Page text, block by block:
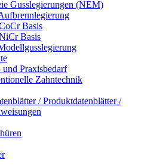
Gusslegierungen (NEM)
Basis
Basis
Praxisbedarf
Zahntechnik
/ Produktdatenblätter /